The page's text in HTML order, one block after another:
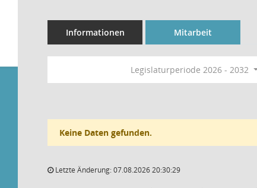
Informationen Mitarbeit
Legislaturperiode 2026 - 2032
Keine Daten gefunden.
Letzte Änderung: 07.08.2026 20:30:29